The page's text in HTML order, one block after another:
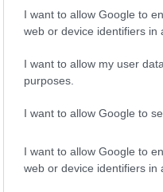
I want to allow Google to
web or device identifiers in
I want to allow my user
purposes.
I want to allow Google to
I want to allow Google to
web or device identifiers in